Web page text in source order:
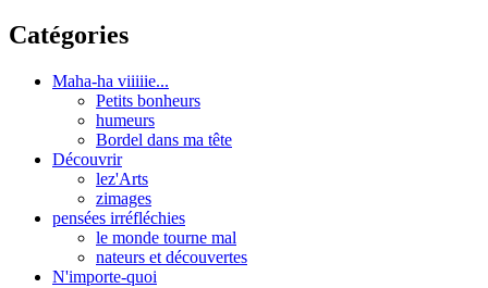
Catégories
Maha-ha viiiiie...
Petits bonheurs
humeurs
Bordel dans ma tête
Découvrir
lez'Arts
zimages
pensées irréfléchies
le monde tourne mal
nateurs et découvertes
N'importe-quoi